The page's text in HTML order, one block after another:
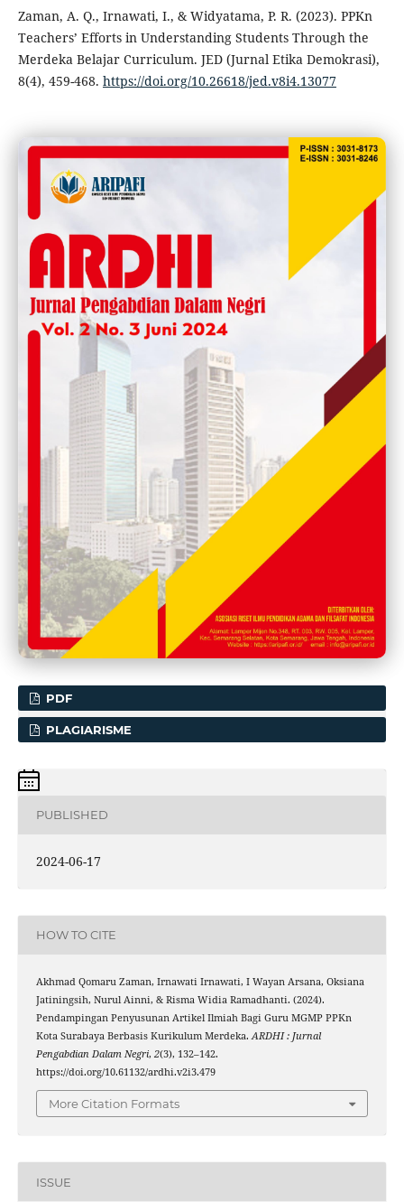
Zaman, A. Q., Irnawati, I., & Widyatama, P. R. (2023). PPKn
Teachers’ Efforts in Understanding Students Through the
Merdeka Belajar Curriculum. JED (Jurnal Etika Demokrasi),
8(4), 459-468. https://doi.org/10.26618/jed.v8i4.13077
PDF
PLAGIARISME
PUBLISHED
2024-06-17
HOW TO CITE
Akhmad Qomaru Zaman, Irnawati Irnawati, I Wayan Arsana, Oksiana
Jatiningsih, Nurul Ainni, & Risma Widia Ramadhanti. (2024).
Pendampingan Penyusunan Artikel Ilmiah Bagi Guru MGMP PPKn
Kota Surabaya Berbasis Kurikulum Merdeka. ARDHI : Jurnal
Pengabdian Dalam Negri, 2(3), 132–142.
https://doi.org/10.61132/ardhi.v2i3.479
More Citation Formats
ISSUE